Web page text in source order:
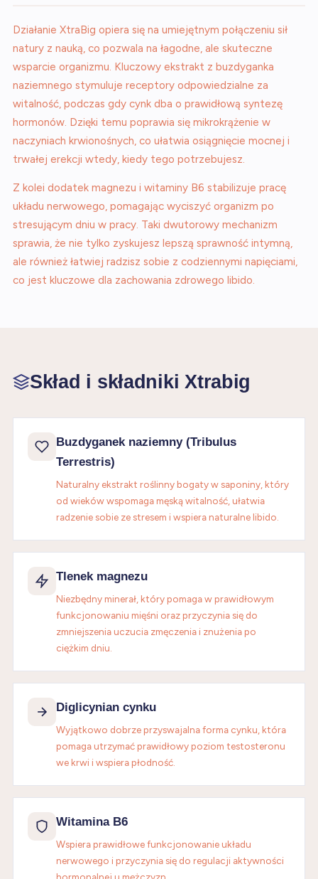
Działanie XtraBig opiera się na umiejętnym połączeniu sił
natury z nauką, co pozwala na łagodne, ale skuteczne
wsparcie organizmu. Kluczowy ekstrakt z buzdyganka
naziemnego stymuluje receptory odpowiedzialne za
witalność, podczas gdy cynk dba o prawidłową syntezę
hormonów. Dzięki temu poprawia się mikrokrążenie w
naczyniach krwionośnych, co ułatwia osiągnięcie mocnej i
trwałej erekcji wtedy, kiedy tego potrzebujesz.
Z kolei dodatek magnezu i witaminy B6 stabilizuje pracę
układu nerwowego, pomagając wyciszyć organizm po
stresującym dniu w pracy. Taki dwutorowy mechanizm
sprawia, że nie tylko zyskujesz lepszą sprawność intymną,
ale również łatwiej radzisz sobie z codziennymi napięciami,
co jest kluczowe dla zachowania zdrowego libido.
Skład i składniki Xtrabig
Buzdyganek naziemny (Tribulus
Terrestris)
Naturalny ekstrakt roślinny bogaty w saponiny, który
od wieków wspomaga męską witalność, ułatwia
radzenie sobie ze stresem i wspiera naturalne libido.
Tlenek magnezu
Niezbędny minerał, który pomaga w prawidłowym
funkcjonowaniu mięśni oraz przyczynia się do
zmniejszenia uczucia zmęczenia i znużenia po
ciężkim dniu.
Diglicynian cynku
Wyjątkowo dobrze przyswajalna forma cynku, która
pomaga utrzymać prawidłowy poziom testosteronu
we krwi i wspiera płodność.
Witamina B6
Wspiera prawidłowe funkcjonowanie układu
nerwowego i przyczynia się do regulacji aktywności